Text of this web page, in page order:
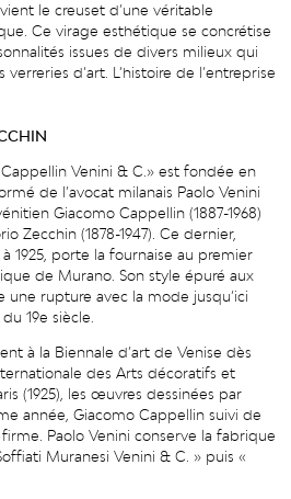
le creuset d’une véritable
Ce virage esthétique se concrétise
tés issues de divers milieux qui
verreries d’art. L ’histoire de l’entreprise
Cappellin Venini & C.» est fondée en
rmé de l’avocat milanais Paolo Venini
énitien Giacomo Cappellin (1887-1968)
Zecchin (1878-1947). Ce dernier,
1925, porte la fournaise au premier
de Murano . Son style épuré aux
une rupture avec la mode jusqu’ici
19e siècle.
nt à la Biennale d’art de Venise dès
ternationale des Arts décoratifs et
(1925), les œuvres dessinées par
année, Giacomo Cappellin suivi de
Paolo Venini conserve la fabrique
Muranesi Venini & C. » puis «